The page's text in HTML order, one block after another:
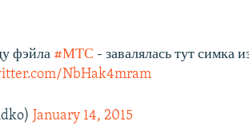
фэйла #МТС - завалялась тут симка
NbHak4mram
January 14, 2015